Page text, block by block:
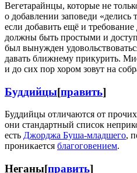
Вегетарайнцы, которые не
о добавлении заповеди
если добавить ещё и требование
должны быть простыми и
был вынужден
давать ближнему прикурить.
и до сих пор хором зовут на
Буддийцы[править]
Буддийцы отличаются от
они стандартный список
есть Джорджа Буша-младшего,
проникается благоговением.
Неганы[править]